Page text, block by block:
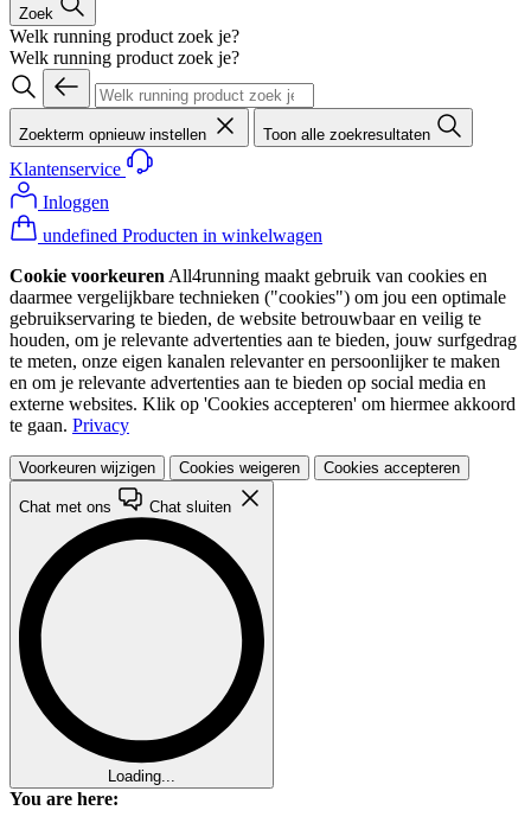
Zoek
Welk running product zoek je?
Welk running product zoek je?
Zoekterm opnieuw instellen Toon alle zoekresultaten
Klantenservice
Inloggen
undefined Producten in winkelwagen
Cookie voorkeuren All4running maakt gebruik van cookies en
daarmee vergelijkbare technieken ("cookies") om jou een optimale
gebruikservaring te bieden, de website betrouwbaar en veilig te
houden, om je relevante advertenties aan te bieden, jouw surfgedrag
te meten, onze eigen kanalen relevanter en persoonlijker te maken
en om je relevante advertenties aan te bieden op social media en
externe websites. Klik op 'Cookies accepteren' om hiermee akkoord
te gaan. Privacy
Voorkeuren wijzigen Cookies weigeren Cookies accepteren
Chat met ons Chat sluiten
Loading...
You are here: